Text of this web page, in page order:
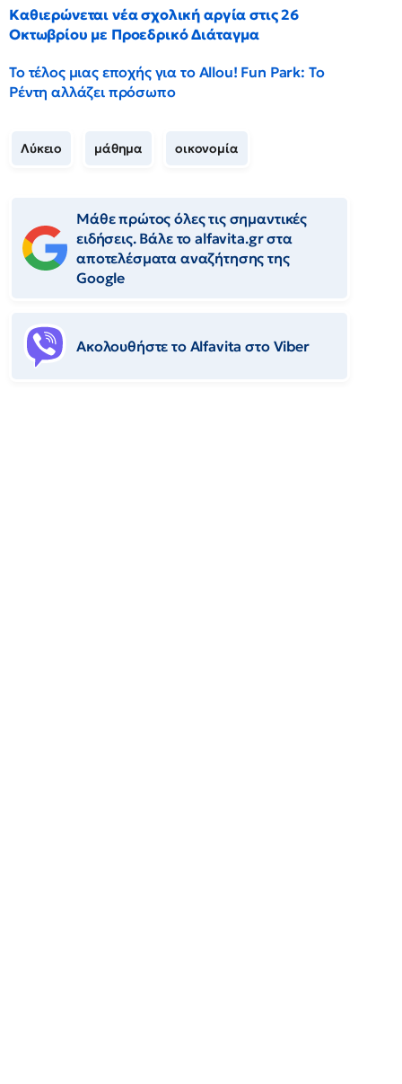
Καθιερώνεται νέα σχολική αργία στις 26
Οκτωβρίου με Προεδρικό Διάταγμα
Το τέλος μιας εποχής για το Allou! Fun Park: Το
Ρέντη αλλάζει πρόσωπο
Λύκειο μάθημα οικονομία
Μάθε πρώτος όλες τις σημαντικές
ειδήσεις. Βάλε το alfavita.gr στα
αποτελέσματα αναζήτησης της
Google
Ακολουθήστε το Αlfavita στο Viber